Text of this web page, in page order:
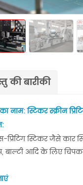
एलिमिनेटिंग रिवाइंडर
मशीनें आमतौर पर उन उद्योगों में
की आवश्यकता होती है। कुछ
की बारीकी
नाम: स्टिकर स्क्रीन
प्रिंटिंग स्टिकर जैसे कार
बाल्टी आदि के लिए